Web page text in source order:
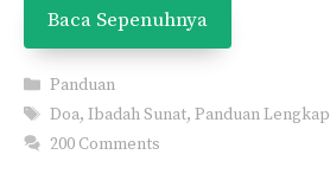
Baca Sepenuhnya
Categories
Panduan
Tags
Doa,Ibadah Sunat,Panduan Lengkap
200 Comments